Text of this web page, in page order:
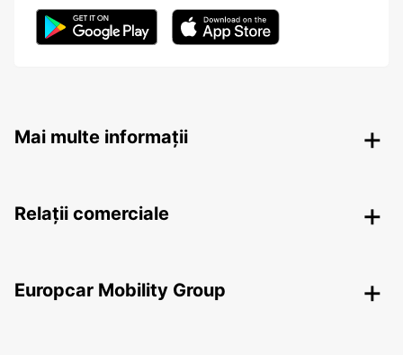
Mai multe informații
Relații comerciale
Europcar Mobility Group